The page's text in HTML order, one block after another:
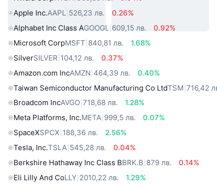
Apple Inc.AAPL 526,23 лв.
0.26%
Alphabet Inc Class AGOOGL 609,15 лв.
0.92%
Microsoft CorpMSFT 840,81 лв.
1.68%
SilverSILVER 104,12 лв.
0.37%
Amazon.com IncAMZN 464,39 лв.
0.40%
Taiwan Semiconductor Manufacturing Co LtdTSM 716,42
Broadcom IncAVGO 718,68 лв.
1.28%
Meta Platforms, Inc.META 999,5 лв.
0.07%
SpaceXSPCX 188,36 лв.
2.56%
Tesla, Inc.TSLA 545,28 лв.
0.04%
Berkshire Hathaway Inc Class BBRK.B 879 лв.
0.14%
Eli Lilly And CoLLY 2010,22 лв.
1.29%